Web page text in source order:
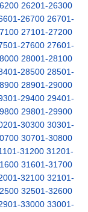
26201-26300
26700 26701-
27101-27200
27600 27601-
28001-28100
28500 28501-
28901-29000
29400 29401-
29801-29900
30300 30301-
30701-30800
31200 31201-
31601-31700
32100 32101-
32501-32600
33000 33001-